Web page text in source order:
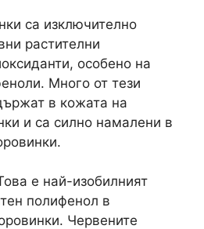
са изключително
растителни
особено на
Много от тези
в кожата на
и са силно намалени в
е най-изобилният
полифенол в
Червените